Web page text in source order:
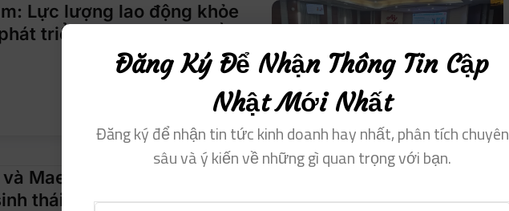
Lực lượng lao động khỏe
triển doanh nghiệp bền
Maersk Việt Nam phối hợp trồng cây
thái, lan tỏa mảng xanh góp phần
Đăng Ký Để Nhận Thông Tin Cập
Nhật Mới Nhất
Đăng ký để nhận tin tức kinh doanh hay nhất, phân tích chuyên
sâu và ý kiến ​​về những gì quan trọng với bạn.